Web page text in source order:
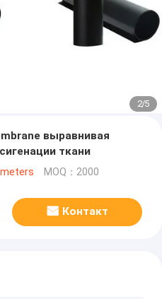
2/5
выравнивая
ткани
MOQ：2000
Контакт